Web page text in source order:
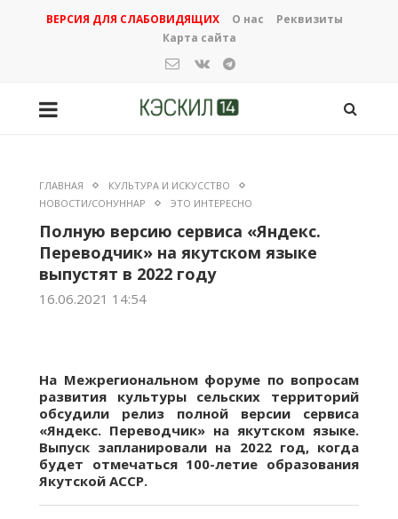
ВЕРСИЯ ДЛЯ СЛАБОВИДЯЩИХ О нас
Реквизиты
Карта сайта
ГЛАВНАЯ
КУЛЬТУРА И ИСКУССТВО
НОВОСТИ/СОНУННАР
ЭТО ИНТЕРЕСНО
Полную версию сервиса «Яндекс.
Переводчик» на якутском языке
выпустят в 2022 году
16.06.2021 14:54
На Межрегиональном форуме по вопросам
развития культуры сельских территорий
обсудили релиз полной версии сервиса
«Яндекс. Переводчик» на якутском языке.
Выпуск запланировали на 2022 год, когда
будет отмечаться 100-летие образования
Якутской АССР.